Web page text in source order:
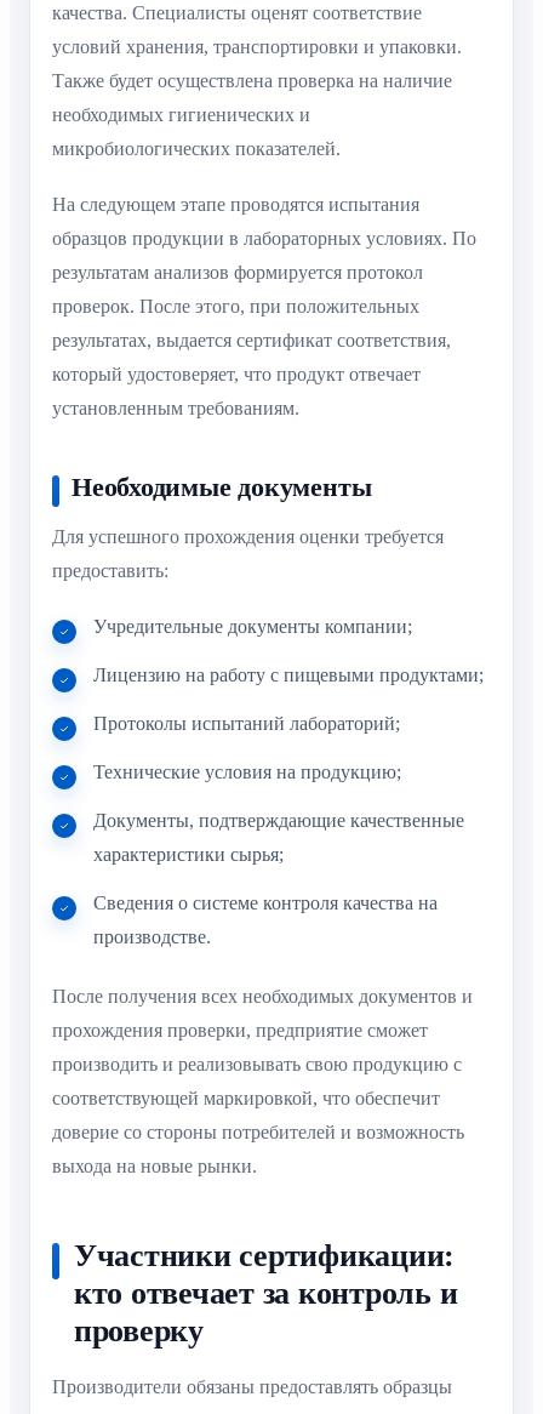
качества. Специалисты оценят соответствие
условий хранения, транспортировки и упаковки.
Также будет осуществлена проверка на наличие
необходимых гигиенических и
микробиологических показателей.
На следующем этапе проводятся испытания
образцов продукции в лабораторных условиях. По
результатам анализов формируется протокол
проверок. После этого, при положительных
результатах, выдается сертификат соответствия,
который удостоверяет, что продукт отвечает
установленным требованиям.
Необходимые документы
Для успешного прохождения оценки требуется
предоставить:
Учредительные документы компании;
Лицензию на работу с пищевыми продуктами;
Протоколы испытаний лабораторий;
Технические условия на продукцию;
Документы, подтверждающие качественные
характеристики сырья;
Сведения о системе контроля качества на
производстве.
После получения всех необходимых документов и
прохождения проверки, предприятие сможет
производить и реализовывать свою продукцию с
соответствующей маркировкой, что обеспечит
доверие со стороны потребителей и возможность
выхода на новые рынки.
Участники сертификации:
кто отвечает за контроль и
проверку
Производители обязаны предоставлять образцы